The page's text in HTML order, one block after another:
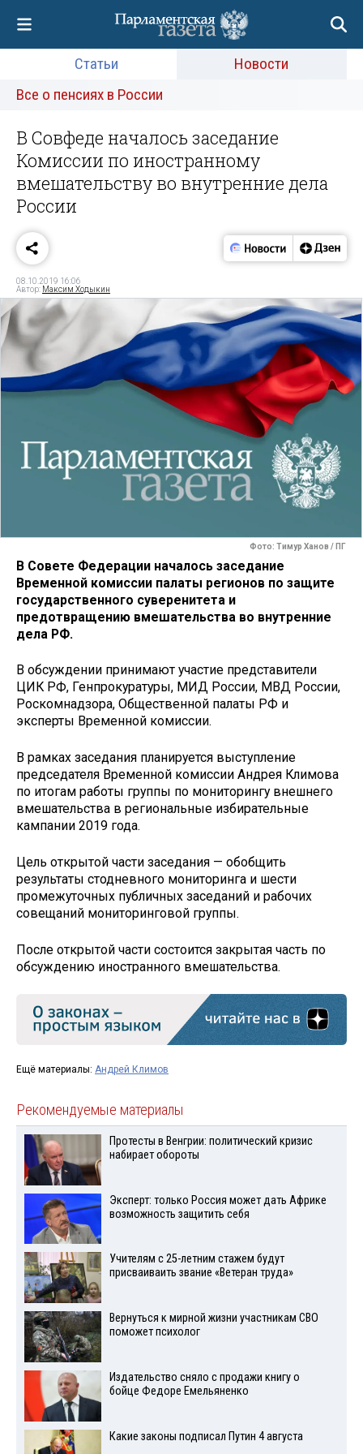
Статьи
Новости
Все о пенсиях в России
В Совфеде началось заседание
Комиссии по иностранному
вмешательству во внутренние дела
России
08.10.2019 16:06
Автор: Максим Ходыкин
Фото: Тимур Ханов / ПГ
В Совете Федерации началось заседание
Временной комиссии палаты регионов по защите
государственного суверенитета и
предотвращению вмешательства во внутренние
дела РФ.
В обсуждении принимают участие представители
ЦИК РФ, Генпрокуратуры, МИД России, МВД России,
Роскомнадзора, Общественной палаты РФ и
эксперты Временной комиссии.
В рамках заседания планируется выступление
председателя Временной комиссии Андрея Климова
по итогам работы группы по мониторингу внешнего
вмешательства в региональные избирательные
кампании 2019 года.
Цель открытой части заседания — обобщить
результаты стодневного мониторинга и шести
промежуточных публичных заседаний и рабочих
совещаний мониторинговой группы.
После открытой части состоится закрытая часть по
обсуждению иностранного вмешательства.
Ещё материалы: Андрей Климов
Рекомендуемые материалы
Протесты в Венгрии: политический кризис
набирает обороты
Эксперт: только Россия может дать Африке
возможность защитить себя
Учителям с 25-летним стажем будут
присваиваить звание «Ветеран труда»
Вернуться к мирной жизни участникам СВО
поможет психолог
Издательство сняло с продажи книгу о
бойце Федоре Емельяненко
Какие законы подписал Путин 4 августа